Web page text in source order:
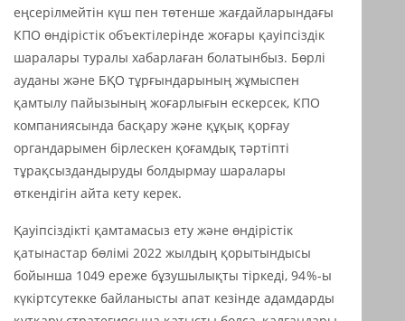
еңсерілмейтін күш пен төтенше жағдайларындағы
КПО өндірістік объектілерінде жоғары қауіпсіздік
шаралары туралы хабарлаған болатынбыз. Бөрлі
ауданы және БҚО тұрғындарының жұмыспен
қамтылу пайызының жоғарлығын ескерсек, КПО
компаниясында басқару және құқық қорғау
органдарымен бірлескен қоғамдық тәртіпті
тұрақсыздандыруды болдырмау шаралары
өткендігін айта кету керек.
Қауіпсіздікті қамтамасыз ету және өндірістік
қатынастар бөлімі 2022 жылдың қорытындысы
бойынша 1049 ереже бұзушылықты тіркеді, 94 %-ы
күкіртсутекке байланысты апат кезінде адамдарды